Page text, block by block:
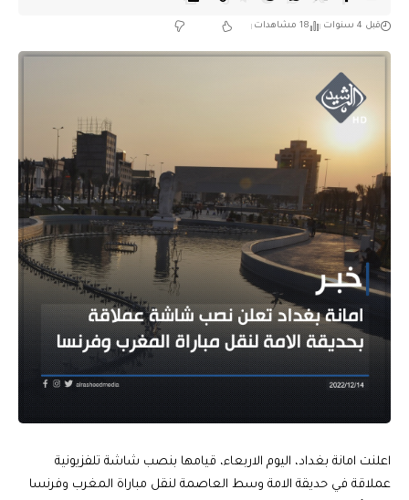
قبل 4 سنوات 18 مشاهدات
اعلنت امانة بغداد، اليوم الاربعاء، قيامها بنصب شاشة تلفزيونية
عملاقة في حديقة الامة وسط العاصمة لنقل مباراة المغرب وفرنسا